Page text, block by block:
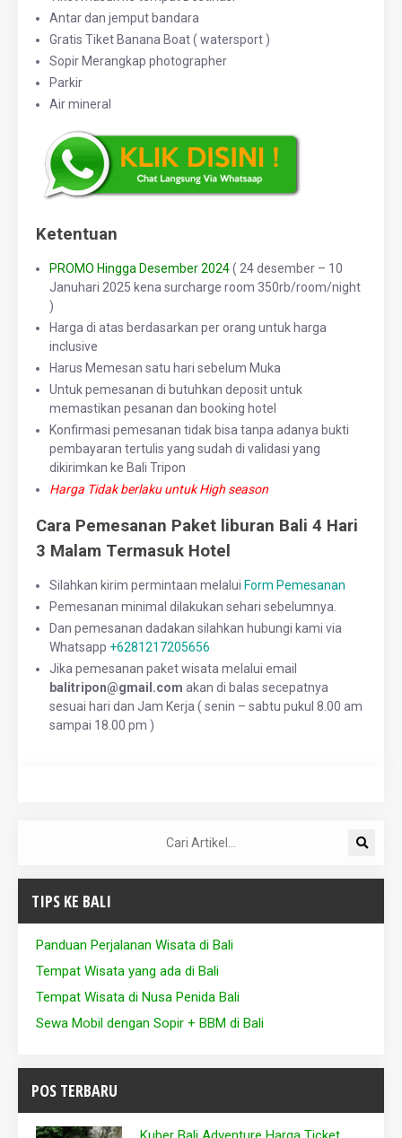
Antar dan jemput bandara
Gratis Tiket Banana Boat ( watersport )
Sopir Merangkap photographer
Parkir
Air mineral
Ketentuan
PROMO Hingga Desember 2024( 24 desember – 10
Januhari 2025 kena surcharge room 350rb/room/night
)
Harga di atas berdasarkan per orang untuk harga
inclusive
Harus Memesan satu hari sebelum Muka
Untuk pemesanan di butuhkan deposit untuk
memastikan pesanan dan booking hotel
Konfirmasi pemesanan tidak bisa tanpa adanya bukti
pembayaran tertulis yang sudah di validasi yang
dikirimkan ke Bali Tripon
Harga Tidak berlaku untuk High season
Cara Pemesanan Paket liburan Bali 4 Hari
3 Malam Termasuk Hotel
Silahkan kirim permintaan melalui Form Pemesanan
Pemesanan minimal dilakukan sehari sebelumnya.
Dan pemesanan dadakan silahkan hubungi kami via
Whatsapp +6281217205656
Jika pemesanan paket wisata melalui email
balitripon@gmail.com akan di balas secepatnya
sesuai hari dan Jam Kerja ( senin – sabtu pukul 8.00 am
sampai 18.00 pm )
TIPS KE BALI
Panduan Perjalanan Wisata di Bali
Tempat Wisata yang ada di Bali
Tempat Wisata di Nusa Penida Bali
Sewa Mobil dengan Sopir + BBM di Bali
POS TERBARU